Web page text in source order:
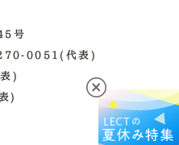
号
270-0051(代表)
表)
)